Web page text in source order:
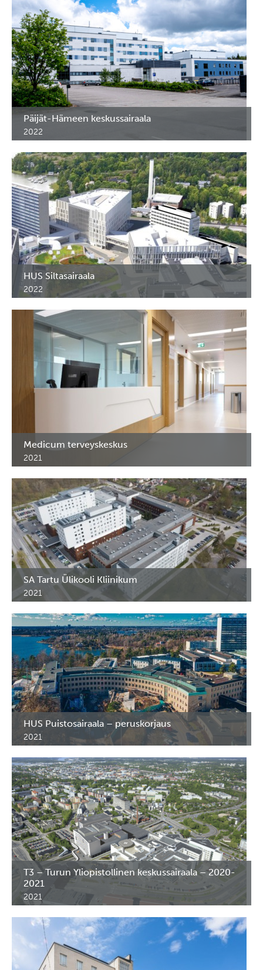
Päijät-Hämeen keskussairaala
2022
RST kalusteet Päijät-Hämeen keskussairaalaan. Lahti.
HUS Siltasairaala
2022
HUS Siltasairaala, Helsinki. Sairaalan erikoiskalusteet ja RST-
kalusteet.
Medicum terveyskeskus
2021
Erikoiskalusteet - vastaanottotiskit, lääkekaapit,
keittiökaapistot, vaatetelineet - Medicum terveyskeskus,
Tallinn.
SA Tartu Ülikooli Kliinikum
2021
Erikoiskalusteet Tarton Yliopistollisen sairaalan. G2-D siipi.
Tartu, Viro.
HUS Puistosairaala – peruskorjaus
2021
HUS Puistosairaala, Helsinki. Sairaalan erikoiskalusteet ja
RST-kalusteet.
T3 – Turun Yliopistollinen keskussairaala – 2020-
2021
2021
Erikoiskalusteet ja RST-kalusteet uuteen T3 sairaalaan.